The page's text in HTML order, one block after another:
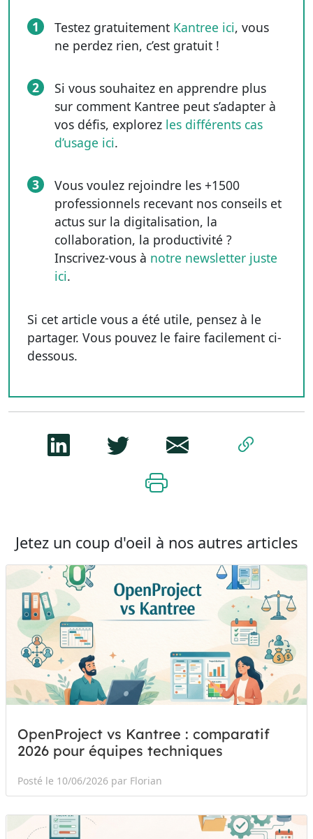
1
Testez gratuitement Kantree ici, vous
ne perdez rien, c’est gratuit !
2
Si vous souhaitez en apprendre plus
sur comment Kantree peut s’adapter à
vos défis, explorez les différents cas
d’usage ici.
3
Vous voulez rejoindre les +1500
professionnels recevant nos conseils et
actus sur la digitalisation, la
collaboration, la productivité ?
Inscrivez-vous à notre newsletter juste
ici.
Si cet article vous a été utile, pensez à le
partager. Vous pouvez le faire facilement ci-
dessous.
Jetez un coup d'oeil à nos autres articles
OpenProject vs Kantree : comparatif
2026 pour équipes techniques
Posté le 10/06/2026 par Florian